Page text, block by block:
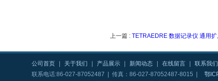
上一篇 : TETRAEDRE 数据记录仪 通用
公司首页 关于我们 产品展示 新闻动态 在线留言
联系我们
联系电话:86-027-87052487 | 传真：86-027-87052487-8015 |
鄂